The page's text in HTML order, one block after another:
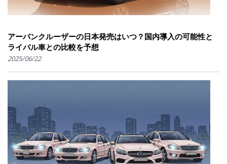
アーバンクルーザーの日本発売はいつ？国内導入の可能性と
ライバル車との比較を予想
2025/06/22